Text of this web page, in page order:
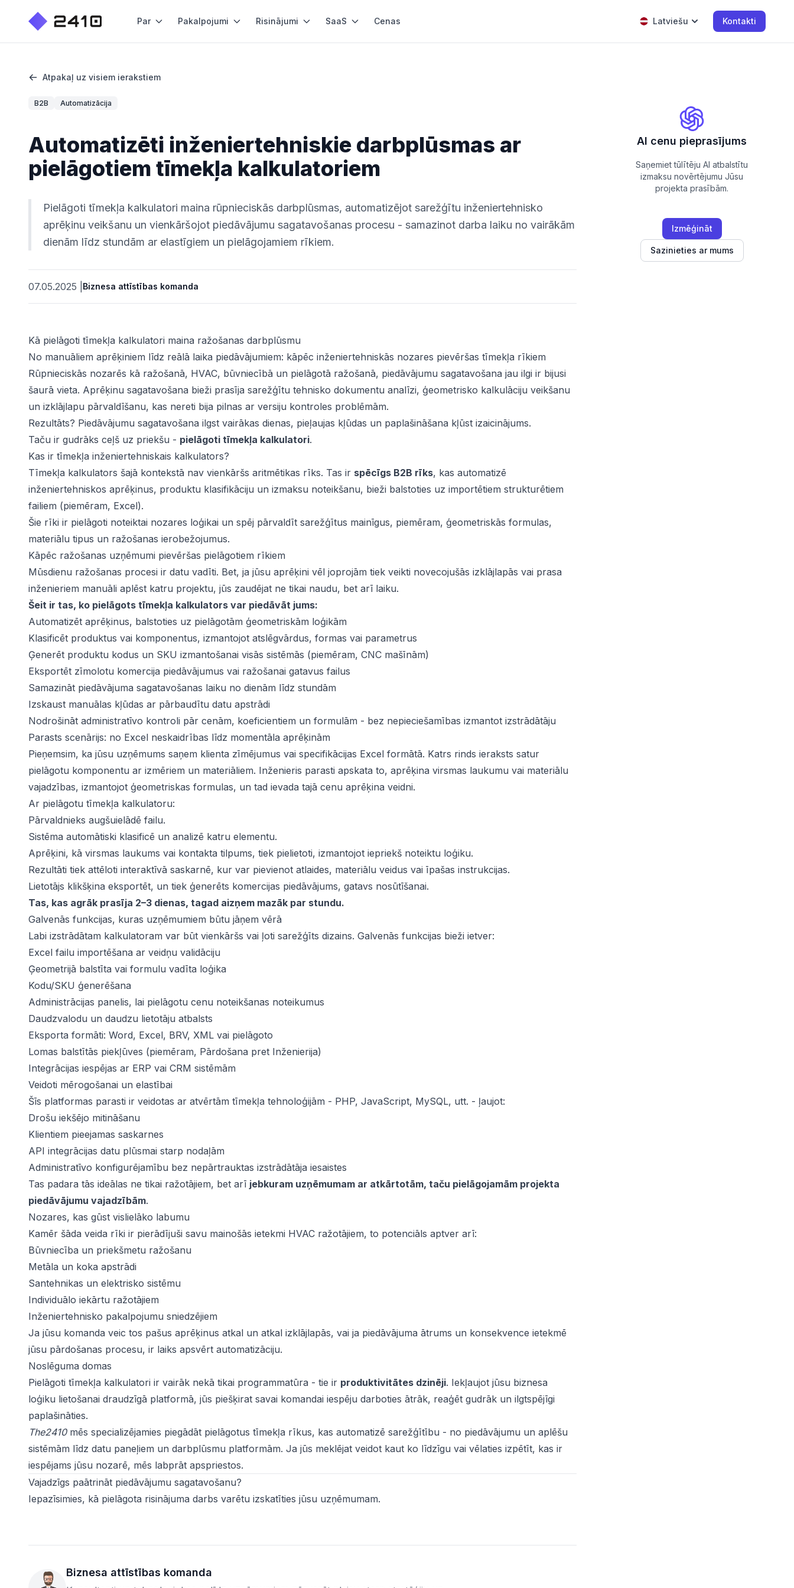
Par Pakalpojumi Risinājumi SaaS Cenas Latviešu Kontakti
Atpakaļ uz visiem ierakstiem
B2B Automatizācija
Automatizēti inženiertehniskie darbplūsmas ar
pielāgotiem tīmekļa kalkulatoriem
Pielāgoti tīmekļa kalkulatori maina rūpnieciskās darbplūsmas, automatizējot sarežģītu inženiertehnisko
aprēķinu veikšanu un vienkāršojot piedāvājumu sagatavošanas procesu - samazinot darba laiku no vairākām
dienām līdz stundām ar elastīgiem un pielāgojamiem rīkiem.
07.05.2025 Biznesa attīstības komanda
Kā pielāgoti tīmekļa kalkulatori maina ražošanas darbplūsmu
No manuāliem aprēķiniem līdz reālā laika piedāvājumiem: kāpēc inženiertehniskās nozares pievēršas tīmekļa rīkiem
Rūpnieciskās nozarēs kā ražošanā, HVAC, būvniecībā un pielāgotā ražošanā, piedāvājumu sagatavošana jau ilgi ir bijusi
šaurā vieta. Aprēķinu sagatavošana bieži prasīja sarežģītu tehnisko dokumentu analīzi, ģeometrisko kalkulāciju veikšanu
un izklājlapu pārvaldīšanu, kas nereti bija pilnas ar versiju kontroles problēmām.
Rezultāts? Piedāvājumu sagatavošana ilgst vairākas dienas, pieļaujas kļūdas un paplašināšana kļūst izaicinājums.
Taču ir gudrāks ceļš uz priekšu - pielāgoti tīmekļa kalkulatori.
Kas ir tīmekļa inženiertehniskais kalkulators?
Tīmekļa kalkulators šajā kontekstā nav vienkāršs aritmētikas rīks. Tas ir spēcīgs B2B rīks, kas automatizē
inženiertehniskos aprēķinus, produktu klasifikāciju un izmaksu noteikšanu, bieži balstoties uz importētiem strukturētiem
failiem (piemēram, Excel).
Šie rīki ir pielāgoti noteiktai nozares loģikai un spēj pārvaldīt sarežģītus mainīgus, piemēram, ģeometriskās formulas,
materiālu tipus un ražošanas ierobežojumus.
Kāpēc ražošanas uzņēmumi pievēršas pielāgotiem rīkiem
Mūsdienu ražošanas procesi ir datu vadīti. Bet, ja jūsu aprēķini vēl joprojām tiek veikti novecojušās izklājlapās vai prasa
inženieriem manuāli aplēst katru projektu, jūs zaudējat ne tikai naudu, bet arī laiku.
Šeit ir tas, ko pielāgots tīmekļa kalkulators var piedāvāt jums:
Automatizēt aprēķinus, balstoties uz pielāgotām ģeometriskām loģikām
Klasificēt produktus vai komponentus, izmantojot atslēgvārdus, formas vai parametrus
Ģenerēt produktu kodus un SKU izmantošanai visās sistēmās (piemēram, CNC mašīnām)
Eksportēt zīmolotu komercija piedāvājumus vai ražošanai gatavus failus
Samazināt piedāvājuma sagatavošanas laiku no dienām līdz stundām
Izskaust manuālas kļūdas ar pārbaudītu datu apstrādi
Nodrošināt administratīvo kontroli pār cenām, koeficientiem un formulām - bez nepieciešamības izmantot izstrādātāju
Parasts scenārijs: no Excel neskaidrības līdz momentāla aprēķinām
Pieņemsim, ka jūsu uzņēmums saņem klienta zīmējumus vai specifikācijas Excel formātā. Katrs rinds ieraksts satur
pielāgotu komponentu ar izmēriem un materiāliem. Inženieris parasti apskata to, aprēķina virsmas laukumu vai materiālu
vajadzības, izmantojot ģeometriskas formulas, un tad ievada tajā cenu aprēķina veidni.
Ar pielāgotu tīmekļa kalkulatoru:
Pārvaldnieks augšuielādē failu.
Sistēma automātiski klasificē un analizē katru elementu.
Aprēķini, kā virsmas laukums vai kontakta tilpums, tiek pielietoti, izmantojot iepriekš noteiktu loģiku.
Rezultāti tiek attēloti interaktīvā saskarnē, kur var pievienot atlaides, materiālu veidus vai īpašas instrukcijas.
Lietotājs klikšķina eksportēt, un tiek ģenerēts komercijas piedāvājums, gatavs nosūtīšanai.
Tas, kas agrāk prasīja 2–3 dienas, tagad aizņem mazāk par stundu.
Galvenās funkcijas, kuras uzņēmumiem būtu jāņem vērā
Labi izstrādātam kalkulatoram var būt vienkāršs vai ļoti sarežģīts dizains. Galvenās funkcijas bieži ietver:
Excel failu importēšana ar veidņu validāciju
Ģeometrijā balstīta vai formulu vadīta loģika
Kodu/SKU ģenerēšana
Administrācijas panelis, lai pielāgotu cenu noteikšanas noteikumus
Daudzvalodu un daudzu lietotāju atbalsts
Eksporta formāti: Word, Excel, BRV, XML vai pielāgoto
Lomas balstītās piekļūves (piemēram, Pārdošana pret Inženierija)
Integrācijas iespējas ar ERP vai CRM sistēmām
Veidoti mērogošanai un elastībai
Šīs platformas parasti ir veidotas ar atvērtām tīmekļa tehnoloģijām - PHP, JavaScript, MySQL, utt. - ļaujot:
Drošu iekšējo mitināšanu
Klientiem pieejamas saskarnes
API integrācijas datu plūsmai starp nodaļām
Administratīvo konfigurējamību bez nepārtrauktas izstrādātāja iesaistes
Tas padara tās ideālas ne tikai ražotājiem, bet arī jebkuram uzņēmumam ar atkārtotām, taču pielāgojamām projekta
piedāvājumu vajadzībām.
Nozares, kas gūst vislielāko labumu
Kamēr šāda veida rīki ir pierādījuši savu mainošās ietekmi HVAC ražotājiem, to potenciāls aptver arī:
Būvniecība un priekšmetu ražošanu
Metāla un koka apstrādi
Santehnikas un elektrisko sistēmu
Individuālo iekārtu ražotājiem
Inženiertehnisko pakalpojumu sniedzējiem
Ja jūsu komanda veic tos pašus aprēķinus atkal un atkal izklājlapās, vai ja piedāvājuma ātrums un konsekvence ietekmē
jūsu pārdošanas procesu, ir laiks apsvērt automatizāciju.
Noslēguma domas
Pielāgoti tīmekļa kalkulatori ir vairāk nekā tikai programmatūra - tie ir produktivitātes dzinēji. Iekļaujot jūsu biznesa
loģiku lietošanai draudzīgā platformā, jūs piešķirat savai komandai iespēju darboties ātrāk, reaģēt gudrāk un ilgtspējīgi
paplašināties.
The2410mēs specializējamies piegādāt pielāgotus tīmekļa rīkus, kas automatizē sarežģītību - no piedāvājumu un aplēšu
sistēmām līdz datu paneļiem un darbplūsmu platformām. Ja jūs meklējat veidot kaut ko līdzīgu vai vēlaties izpētīt, kas ir
iespējams jūsu nozarē, mēs labprāt apspriestos.
Vajadzīgs paātrināt piedāvājumu sagatavošanu?
Iepazīsimies, kā pielāgota risinājuma darbs varētu izskatīties jūsu uzņēmumam.
Biznesa attīstības komanda
AI cenu pieprasījums
Saņemiet tūlītēju AI atbalstītu
izmaksu novērtējumu Jūsu
projekta prasībām.
Izmēģināt
Sazinieties ar mums